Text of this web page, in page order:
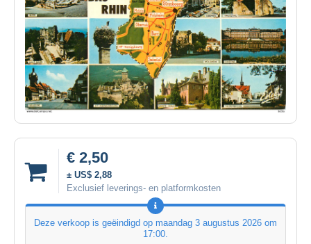
€ 2,50
± US$ 2,88
Exclusief leverings- en platformkosten
Deze verkoop is geëindigd op maandag 3 augustus 2026 om
17:00.